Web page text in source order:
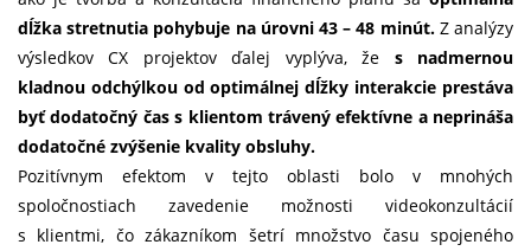
dĺžka stretnutia pohybuje na úrovni 43 – 48 minút.Z analýzy
výsledkov CX projektov ďalej vyplýva, že s nadmernou
kladnou odchýlkou od optimálnej dĺžky interakcie prestáva
byť dodatočný čas s klientom trávený efektívne a neprináša
dodatočné zvýšenie kvality obsluhy.
Pozitívnym efektom v tejto oblasti bolo v mnohých
spoločnostiach zavedenie možnosti videokonzultácií
s klientmi, čo zákazníkom šetrí množstvo času spojeného